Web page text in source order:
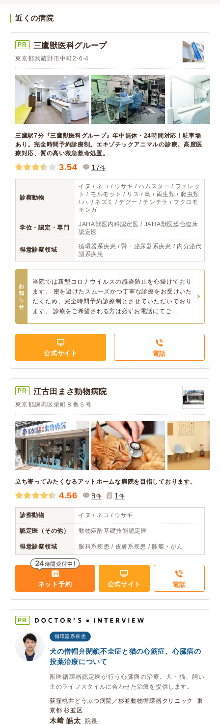
近くの病院
PR 三鷹獣医科グループ
東京都武蔵野市中町2-6-4
三鷹駅7分『三鷹獣医科グループ』年中無休・24時間対応！駐車場
あり。完全時間予約診療制。エキゾチックアニマルの診療。高度医
療対応、質の高い救急救命処置。
3.54 17件
診察動物
イヌ / ネコ / ウサギ / ハムスター / フェレッ
ト / モルモット / リス / 鳥 / 両生類 / 爬虫類
/ ハリネズミ / デグー / チンチラ / フクロモ
モンガ
学位・認定・専門
JAHA獣医内科認定医 / JAHA獣医総合臨床
認定医
得意診察領域
循環器系疾患 / 腎・泌尿器系疾患 / 内分泌代
謝系疾患
お
知
ら
せ
当院では新型コロナウイルスの感染防止を心掛けており
ます。 密を避けたスムーズかつ丁寧な診療をお受けいた
だくため、完全時間予約診療制とさせていただいており
ます。 診療をご希望される方は必ずお電話にてご...
公式サイト 電話
PR 江古田まさ動物病院
東京都練馬区栄町８番５号
立ち寄ってみたくなるアットホームな病院を目指しております。
4.56 9件 1件
診察動物 イヌ / ネコ / ウサギ
認定医（その他） 動物麻酔基礎技能認定医
得意診察領域 眼科系疾患 / 皮膚系疾患 / 腫瘍・がん
ネット予約 公式サイト 電話
PR
循環器系疾患
犬の僧帽弁閉鎖不全症と猫の心筋症、心臓病の
投薬治療について
獣医循環器認定医が行う心臓病の治療。犬・猫、飼い
主のライフスタイルに合わせた治療を提供します。
荻窪桃井どうぶつ病院／杉並動物循環器クリニック 東
京都 杉並区
木﨑 皓太 院長